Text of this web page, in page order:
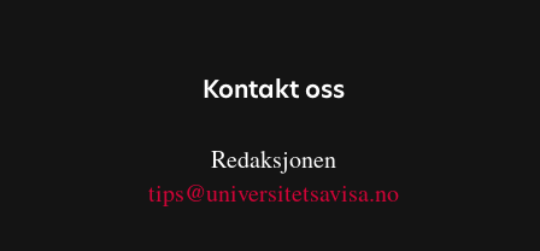
Kontakt oss
Redaksjonen
tips@universitetsavisa.no